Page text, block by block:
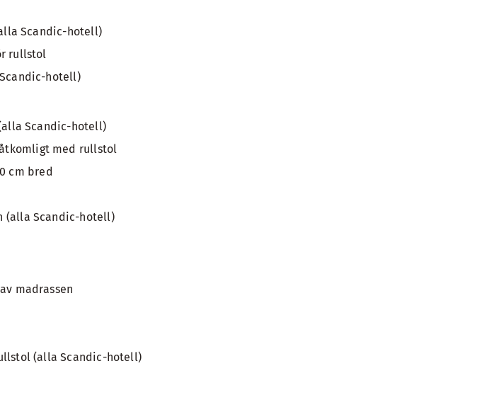
Scandic-hotell)
rullstol
hotell)
Scandic-hotell)
med rullstol
cm bred
(alla Scandic-hotell)
madrassen
(alla Scandic-hotell)